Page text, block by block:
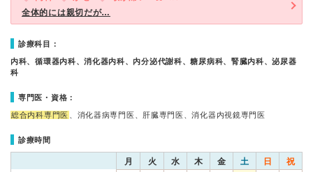
全体的には親切だが…
診療科目：
内科、循環器内科、消化器内科、内分泌代謝科、糖尿病科、腎臓内科、泌尿器
科
専門医・資格：
総合内科専門医 、消化器病専門医、肝臓専門医、消化器内視鏡専門医
診療時間
月 火 水 木 金 土 日 祝